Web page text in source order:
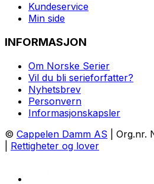
Kundeservice
Min side
INFORMASJON
Om Norske Serier
Vil du bli serieforfatter?
Nyhetsbrev
Personvern
Informasjonskapsler
© Cappelen Damm AS | Org.nr.
Rettigheter og lover